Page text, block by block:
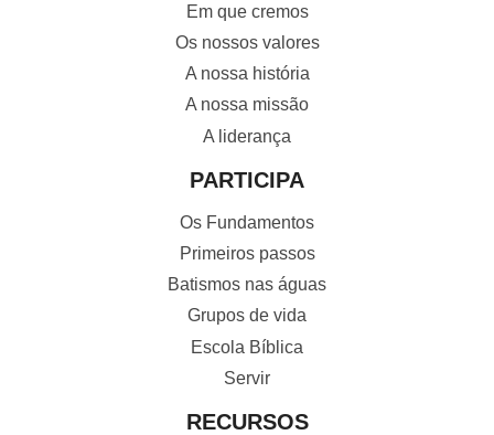
Em que cremos
Os nossos valores
A nossa história
A nossa missão
A liderança
PARTICIPA
Os Fundamentos
Primeiros passos
Batismos nas águas
Grupos de vida
Escola Bíblica
Servir
RECURSOS